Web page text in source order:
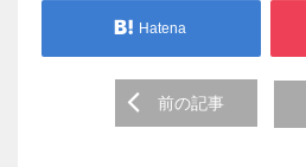
Hatena
navigation
前の記事